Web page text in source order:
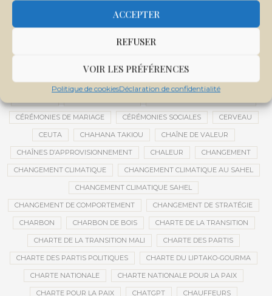
ACCEPTER
REFUSER
VOIR LES PRÉFÉRENCES
Politique de cookiesDéclaration de confidentialité
CENTRE DE SANTÉ COMMUNAUTAIRE
CENTRE INTERNATIONAL DE CONFÉRENCES DE BAMAKO
CENTRE MALI
CENTRE NATIONAL DES EXAMENS ET CONCOURS DE L’ÉDUCATION
CENTRES DE DONNÉES CERCLE DE RÉFLEXION À DISTANCE
CÉRÉMONIES DE MARIAGE CÉRÉMONIES SOCIALES CERVEAU
CEUTA CHAHANA TAKIOU CHAÎNE DE VALEUR
CHAÎNES D’APPROVISIONNEMENT CHALEUR CHANGEMENT
CHANGEMENT CLIMATIQUE CHANGEMENT CLIMATIQUE AU SAHEL
CHANGEMENT CLIMATIQUE SAHEL
CHANGEMENT DE COMPORTEMENT CHANGEMENT DE STRATÉGIE
CHARBON CHARBON DE BOIS CHARTE DE LA TRANSITION
CHARTE DE LA TRANSITION MALI CHARTE DES PARTIS
CHARTE DES PARTIS POLITIQUES CHARTE DU LIPTAKO-GOURMA
CHARTE NATIONALE CHARTE NATIONALE POUR LA PAIX
CHARTE POUR LA PAIX CHATGPT CHAUFFEURS